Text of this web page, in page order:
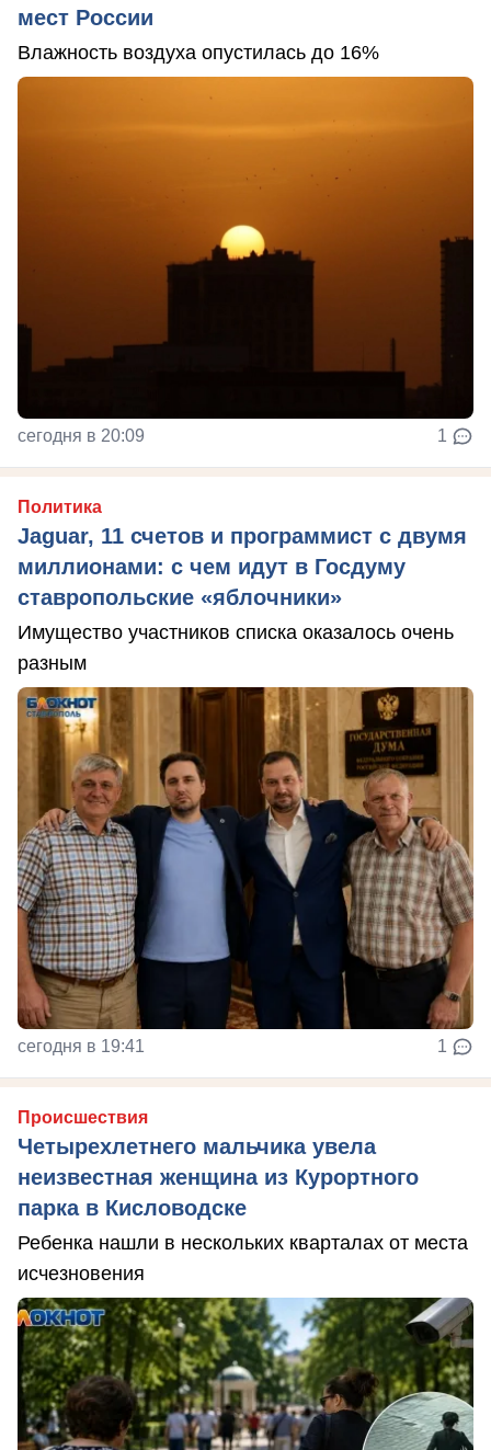
мест России
Влажность воздуха опустилась до 16%
сегодня в 20:09 1
Политика
Jaguar, 11 счетов и программист с двумя
миллионами: с чем идут в Госдуму
ставропольские «яблочники»
Имущество участников списка оказалось очень
разным
сегодня в 19:41 1
Происшествия
Четырехлетнего мальчика увела
неизвестная женщина из Курортного
парка в Кисловодске
Ребенка нашли в нескольких кварталах от места
исчезновения